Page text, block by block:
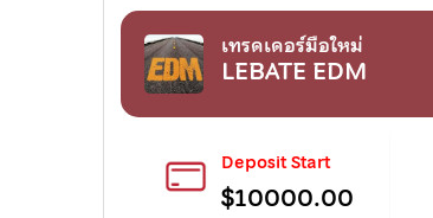
เทรดเดอร์มือใหม่
LEBATE EDM
Deposit Start
$10000.00